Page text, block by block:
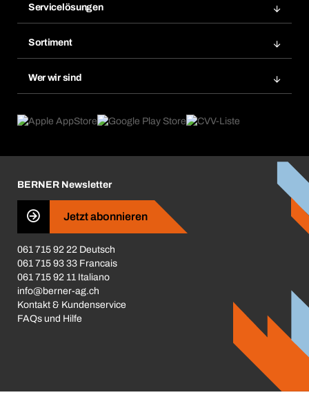
Merklisten
Nachbestellung
Dauerauftrag
Servicelösungen
Gefahrenstoffdatenbank
eProcurement
Produktfinder
Sortiment
Wer wir sind
Was uns antreibt
Business Conduct
BERNER Newsletter
Jetzt abonnieren
061 715 92 22 Deutsch
061 715 93 33 Francais
061 715 92 11 Italiano
info@berner-ag.ch
Kontakt & Kundenservice
FAQs und Hilfe